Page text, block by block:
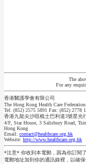
The
For any
香港醫護學會有限公司
The Hong Kong Health Care
Tel: (852) 2575 5891 Fax: (852) 2778
香港九龍尖沙咀梳士巴利道3號星光
4/F, Star House, 3 Salisbury Road,
Hong Kong
Email: contact@healthcare.org.hk
Website: http://www.healthcare.org.hk
*注意* 你收到本電郵，因為你訂閱
電郵地址加到你的通訊錄裡，以確